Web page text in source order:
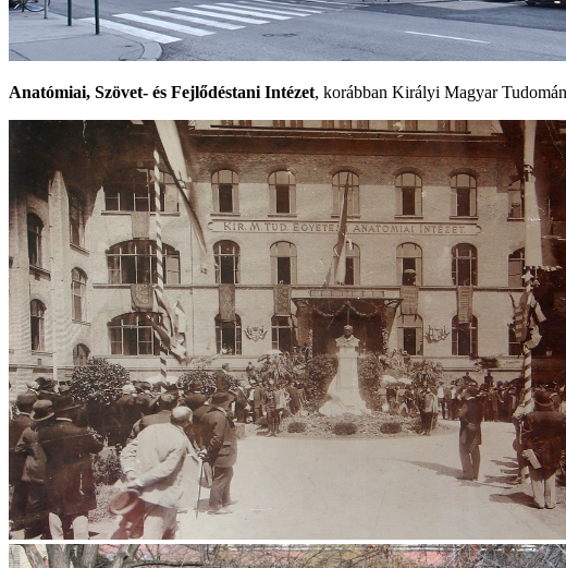
Anatómiai, Szövet- és Fejlődéstani Intézet, korábban Királyi Magyar